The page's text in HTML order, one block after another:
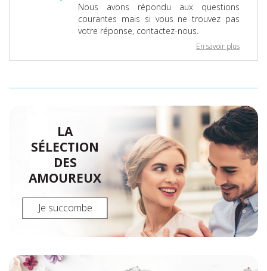
Nous avons répondu aux questions
courantes mais si vous ne trouvez pas
votre réponse, contactez-nous.
En savoir plus
LA
SÉLECTION
DES
AMOUREUX
Je succombe